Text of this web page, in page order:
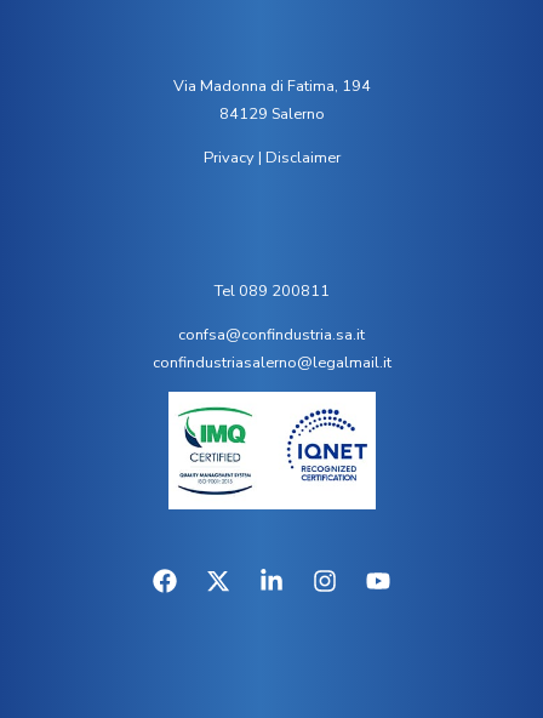
Via Madonna di Fatima, 194
84129 Salerno
Privacy| Disclaimer
Tel 089 200811
confsa@confindustria.sa.it
confindustriasalerno@legalmail.it